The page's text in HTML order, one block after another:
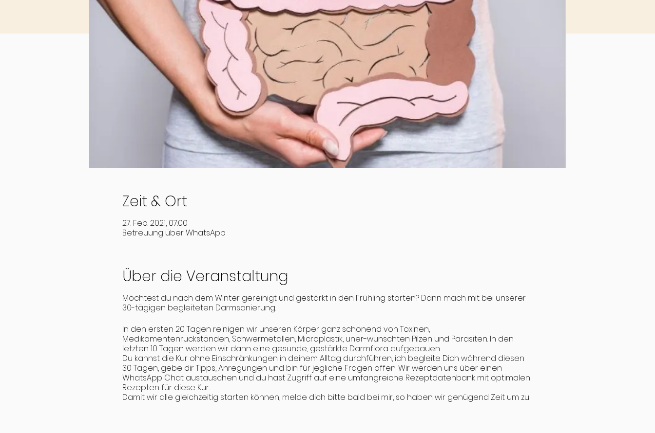
Zeit & Ort
27. Feb. 2021, 07:00
Betreuung über WhatsApp
Über die Veranstaltung
Möchtest du nach dem Winter gereinigt und gestärkt in den Frühling starten? Dann mach mit bei unserer
30-tägigen begleiteten Darmsanierung.
In den ersten 20 Tagen reinigen wir unseren Körper ganz schonend von Toxinen,
Medikamentenrückständen, Schwermetallen, Microplastik, uner-wünschten Pilzen und Parasiten. In den
letzten 10 Tagen werden wir dann eine gesunde, gestärkte Darmflora aufgebauen.
Du kannst die Kur ohne Einschränkungen in deinem Alltag durchführen, ich begleite Dich während diesen
30 Tagen, gebe dir Tipps, Anregungen und bin für jegliche Fragen offen. Wir werden uns über einen
WhatsApp Chat austauschen und du hast Zugriff auf eine umfangreiche Rezeptdatenbank mit optimalen
Rezepten für diese Kur.
Damit wir alle gleichzeitig starten können, melde dich bitte bald bei mir, so haben wir genügend Zeit um zu